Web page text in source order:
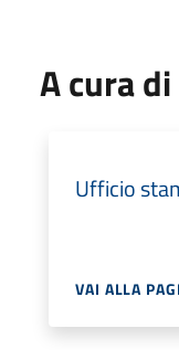
A cura di
Ufficio
VAI ALLA